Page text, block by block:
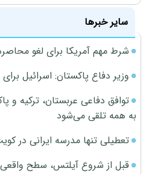
سایر خبرها
شرط مهم آمریکا برای لغو
وزیر دفاع پاکستان: اسرائیل
توافق دفاعی عربستان، ترکیه و
به همه تلقی می‌شود
تعطیلی تنها مدرسه ایرانی در
قبل از شروع آیلتس، سطح واقعی